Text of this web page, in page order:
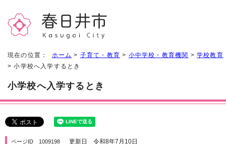
現在の位置： ホーム > 子育て・教育 > 小中学校・教育機関 >学校教育
> 小学校へ入学するとき
小学校へ入学するとき
ページID 1009198 更新日 令和8年7月10日